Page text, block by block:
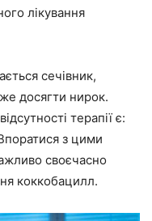
лікування
сечівник,
досягти нирок.
терапії є:
з цими
своєчасно
коккобацилл.